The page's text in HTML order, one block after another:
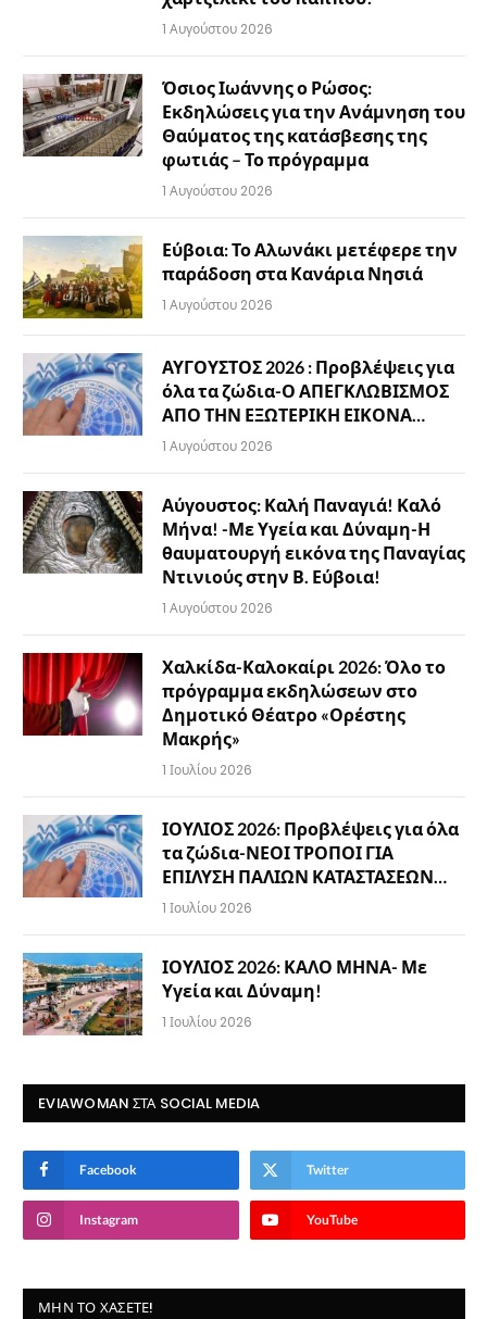
1 Αυγούστου 2026
Όσιος Ιωάννης ο Ρώσος:
Εκδηλώσεις για την Ανάμνηση του
Θαύματος της κατάσβεσης της
φωτιάς – Το πρόγραμμα
1 Αυγούστου 2026
Εύβοια: Το Αλωνάκι μετέφερε την
παράδοση στα Κανάρια Νησιά
1 Αυγούστου 2026
ΑΥΓΟΥΣΤΟΣ 2026 : Προβλέψεις για
όλα τα ζώδια-Ο ΑΠΕΓΚΛΩΒΙΣΜΟΣ
ΑΠΟ ΤΗΝ ΕΞΩΤΕΡΙΚΗ ΕΙΚΟΝΑ…
1 Αυγούστου 2026
Αύγουστος: Καλή Παναγιά! Καλό
Μήνα! -Με Υγεία και Δύναμη-Η
θαυματουργή εικόνα της Παναγίας
Ντινιούς στην Β. Εύβοια!
1 Αυγούστου 2026
Χαλκίδα-Καλοκαίρι 2026: Όλο το
πρόγραμμα εκδηλώσεων στο
Δημοτικό Θέατρο «Ορέστης
Μακρής»
1 Ιουλίου 2026
ΙΟΥΛΙΟΣ 2026: Προβλέψεις για όλα
τα ζώδια-ΝΕΟΙ ΤΡΟΠΟΙ ΓΙΑ
ΕΠΙΛΥΣΗ ΠΑΛΙΩΝ ΚΑΤΑΣΤΑΣΕΩΝ…
1 Ιουλίου 2026
ΙΟΥΛΙΟΣ 2026: ΚΑΛΟ ΜΗΝΑ- Με
Υγεία και Δύναμη!
1 Ιουλίου 2026
EVIAWOMAN ΣΤΑ SOCIAL MEDIA
Facebook Twitter
Instagram YouTube
ΜΗΝ ΤΟ ΧΆΣΕΤΕ!